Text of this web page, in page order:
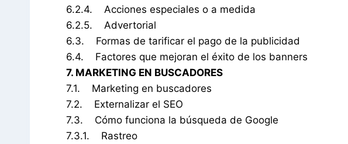
6.2.4. Acciones especiales o a medida
6.2.5. Advertorial
6.3. Formas de tarificar el pago de la publicidad
6.4. Factores que mejoran el éxito de los banners
7. MARKETING EN BUSCADORES
7.1. Marketing en buscadores
7.2. Externalizar el SEO
7.3. Cómo funciona la búsqueda de Google
7.3.1. Rastreo